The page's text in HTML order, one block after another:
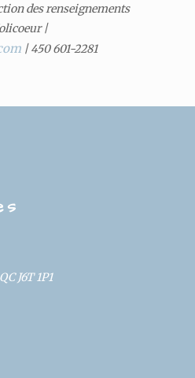
des renseignements
|
| 450 601-2281
J6T 1P1